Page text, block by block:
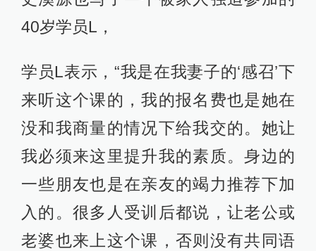
40岁学员L，
学员L表示，“我是在我妻子的‘感召’下
来听这个课的，我的报名费也是她在
没和我商量的情况下给我交的。她让
我必须来这里提升我的素质。身边的
一些朋友也是在亲友的竭力推荐下加
入的。很多人受训后都说，让老公或
老婆也来上这个课，否则没有共同语